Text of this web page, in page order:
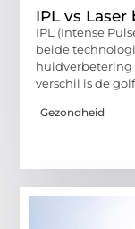
IPL vs
IPL (Intense
beide
huidverbetering
verschil is de
Gezondheid